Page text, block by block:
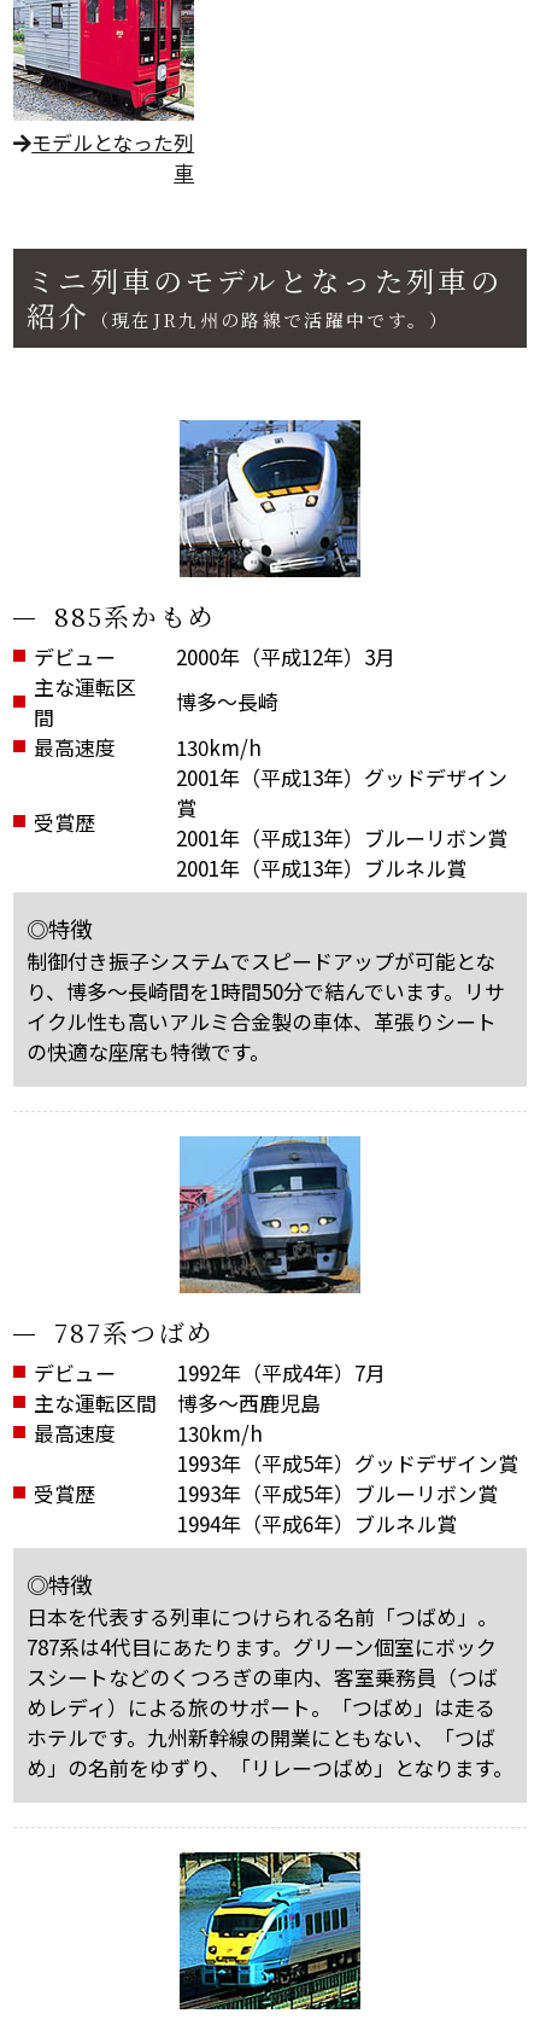
モデルとなった列
車
ミニ列車のモデルとなった列車の
紹介
（現在JR九州の路線で活躍中です。）
885系かもめ
デビュー
2000年（平成12年）3月
主な運転区
間
博多～長崎
最高速度
130km/h
受賞歴
2001年（平成13年）グッドデザイン
賞
2001年（平成13年）ブルーリボン賞
2001年（平成13年）ブルネル賞
◎特徴
制御付き振子システムでスピードアップが可能とな
り、博多～長崎間を1時間50分で結んでいます。リサ
イクル性も高いアルミ合金製の車体、革張りシート
の快適な座席も特徴です。
787系つばめ
デビュー
1992年（平成4年）7月
主な運転区間
博多～西鹿児島
最高速度
130km/h
受賞歴
1993年（平成5年）グッドデザイン賞
1993年（平成5年）ブルーリボン賞
1994年（平成6年）ブルネル賞
◎特徴
日本を代表する列車につけられる名前「つばめ」。
787系は4代目にあたります。 グリーン個室にボック
スシートなどのくつろぎの車内、客室乗務員（つば
めレディ）による旅のサポート。「つばめ」は走る
ホテルです。 九州新幹線の開業にともない、「つば
め」の名前をゆずり、「リレーつばめ」となります。